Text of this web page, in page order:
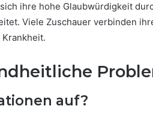
ihre hohe Glaubwürdigkeit
Viele Zuschauer verbinden
auf?